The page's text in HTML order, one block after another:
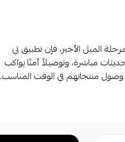
الميل الأخير، فإن تطبيق تي
مباشرة، وتوصيلاً آمنًا يواكب
وصول منتجاتهم في الوقت المناسب.